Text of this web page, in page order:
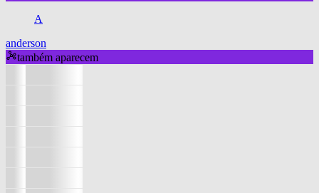
A
anderson
também aparecem